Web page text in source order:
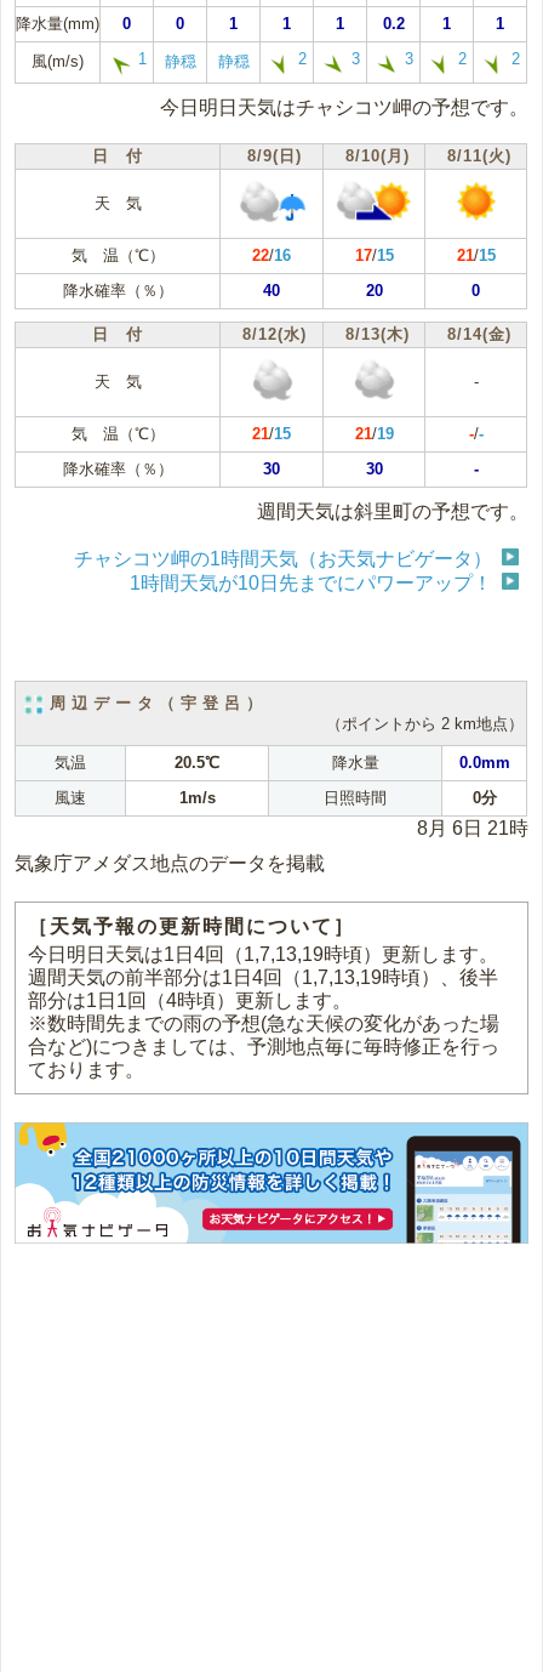
降水量(mm)
0 0 1 1 1 0.2 1 1
風(m/s) 1 静穏 静穏 2 3 3 2 2
今日明日天気はチャシコツ岬の予想です。
日 付 8/9(日) 8/10(月) 8/11(火)
天 気
気 温（℃） 22/16 17/15 21/15
降水確率（％）
40 20 0
日 付 8/12(水) 8/13(木) 8/14(金)
天 気 -
気 温（℃） 21/15 21/19 -/-
降水確率（％）
30 30 -
週間天気は斜里町の予想です。
チャシコツ岬の1時間天気（お天気ナビゲータ）
1時間天気が10日先までにパワーアップ！
周辺データ（宇登呂）
（ポイントから 2 km地点）
気温 20.5℃ 降水量
0.0mm
風速
1m/s 日照時間 0分
8月 6日 21時
気象庁アメダス地点のデータを掲載
［天気予報の更新時間について］
今日明日天気は1日4回（1,7,13,19時頃）更新します。
週間天気の前半部分は1日4回（1,7,13,19時頃）、後半
部分は1日1回（4時頃）更新します。
※数時間先までの雨の予想(急な天候の変化があった場
合など)につきましては、予測地点毎に毎時修正を行っ
ております。